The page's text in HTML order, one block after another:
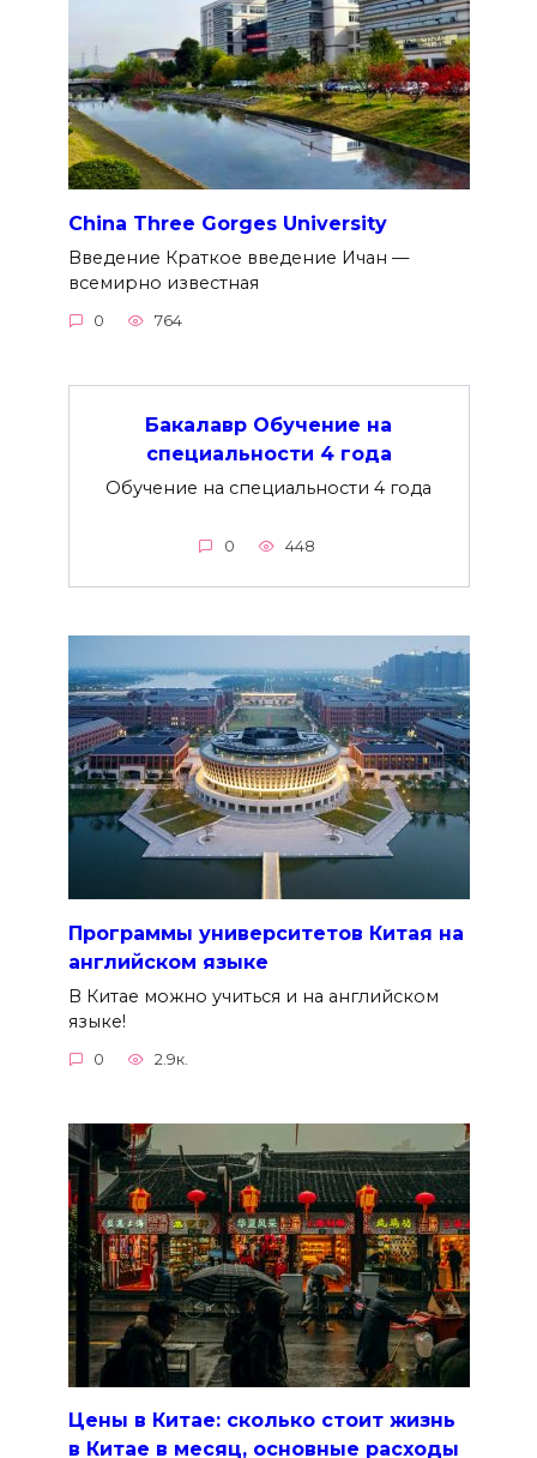
China Three Gorges University
Введение Краткое введение Ичан —
всемирно известная
0 764
Бакалавр Обучение на
специальности 4 года
Обучение на специальности 4 года
0 448
Программы университетов Китая на
английском языке
В Китае можно учиться и на английском
языке!
0 2.9к.
Цены в Китае: сколько стоит жизнь
в Китае в месяц, основные расходы